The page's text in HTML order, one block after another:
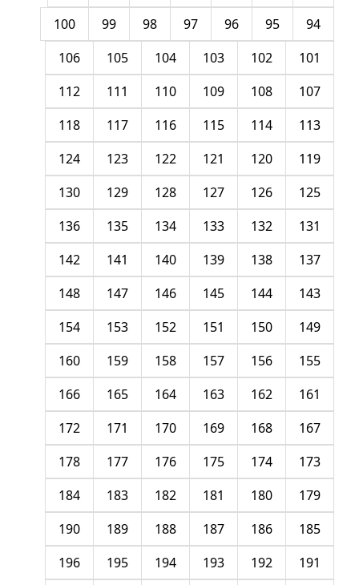
94
95
96
97
98
99
100
101
102
103
104
105
106
107
108
109
110
111
112
113
114
115
116
117
118
119
120
121
122
123
124
125
126
127
128
129
130
131
132
133
134
135
136
137
138
139
140
141
142
143
144
145
146
147
148
149
150
151
152
153
154
155
156
157
158
159
160
161
162
163
164
165
166
167
168
169
170
171
172
173
174
175
176
177
178
179
180
181
182
183
184
185
186
187
188
189
190
191
192
193
194
195
196